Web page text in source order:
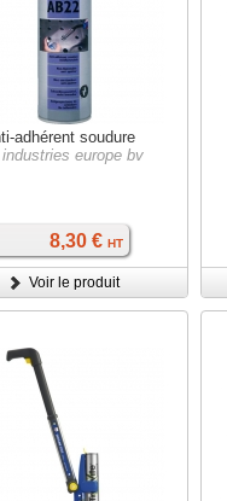
adhérent soudure
europe bv
8,30 € HT
Voir le produit